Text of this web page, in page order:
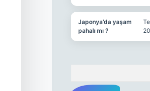
Japonya’da yaşam
pahalı mı ?